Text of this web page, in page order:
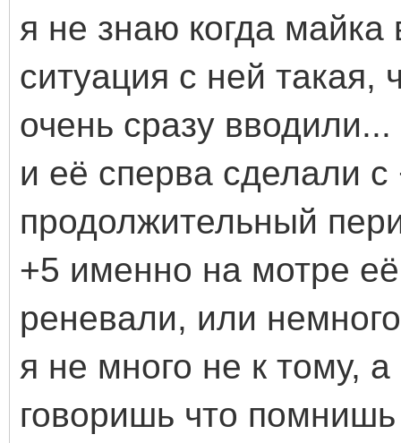
я не знаю когда
ситуация с ней такая,
очень сразу
и её сперва сделали с
продолжительный
+5 именно на мотре
реневали, или
я не много не к тому,
говоришь что